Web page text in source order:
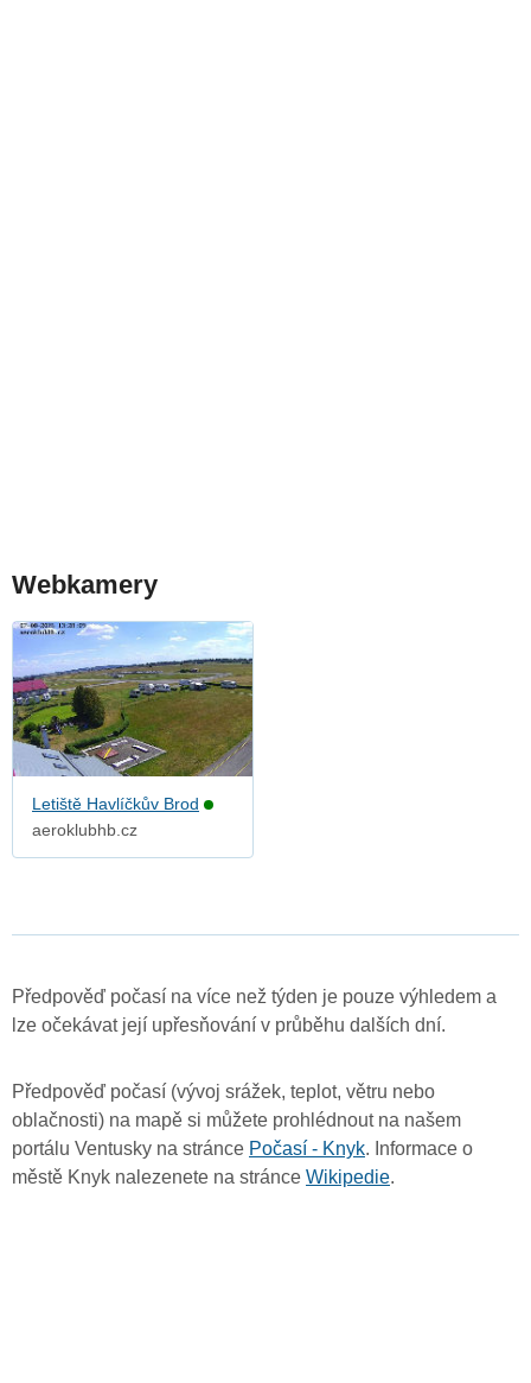
Webkamery
Letiště Havlíčkův Brod
aeroklubhb.cz
Předpověď počasí na více než týden je pouze výhledem a
lze očekávat její upřesňování v průběhu dalších dní.
Předpověď počasí (vývoj srážek, teplot, větru nebo
oblačnosti) na mapě si můžete prohlédnout na našem
portálu Ventusky na stránce Počasí - Knyk. Informace o
městě Knyk nalezenete na stránce Wikipedie.